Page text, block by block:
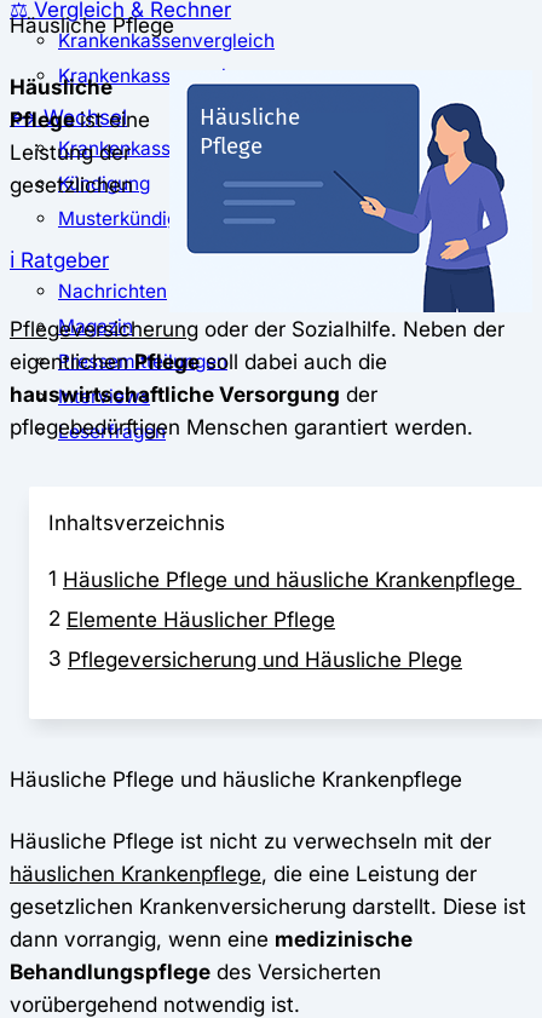
⚖️ Vergleich & Rechner
Krankenkassenvergleich
Krankenkassenrechner
↔ Wechsel
Krankenkassenwechsel
Kündigung
Musterkündigung
ℹ Ratgeber
Nachrichten
Magazin
Pressemitteilungen
Interviews
Leserfragen
Häusliche Pflege
Häusliche
Pflegeist eine
Leistung der
gesetzlichen
Pflegeversicherung oder der Sozialhilfe. Neben der
eigentlichenPflegesoll dabei auch die
hauswirtschaftliche Versorgung der
pflegebedürftigen Menschen garantiert werden.
Inhaltsverzeichnis
1 Häusliche Pflege und häusliche Krankenpflege
2 Elemente Häuslicher Pflege
3 Pflegeversicherung und Häusliche Plege
Häusliche Pflege und häusliche Krankenpflege
Häusliche Pflege ist nicht zu verwechseln mit der
häuslichen Krankenpflege, die eine Leistung der
gesetzlichen Krankenversicherung darstellt. Diese ist
dann vorrangig, wenn eine medizinische
Behandlungspflege des Versicherten
vorübergehend notwendig ist.